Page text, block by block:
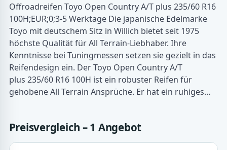
Offroadreifen Toyo Open Country A/T plus 235/60 R16
100H;EUR;0;3-5 Werktage Die japanische Edelmarke
Toyo mit deutschem Sitz in Willich bietet seit 1975
höchste Qualität für All Terrain-Liebhaber. Ihre
Kenntnisse bei Tuningmessen setzen sie gezielt in das
Reifendesign ein. Der Toyo Open Country A/T
plus 235/60 R16 100H ist ein robuster Reifen für
gehobene All Terrain Ansprüche. Er hat ein ruhiges…
Preisvergleich – 1 Angebot